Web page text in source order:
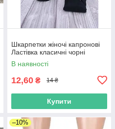
Шкарпетки жіночі капронові
Ластівка класичні чорні
В наявності
12,60 ₴ 14 ₴
Купити
–10%